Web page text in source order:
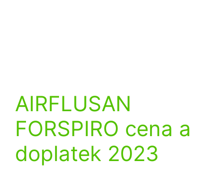
AIRFLUSAN
FORSPIRO cena a
doplatek 2023